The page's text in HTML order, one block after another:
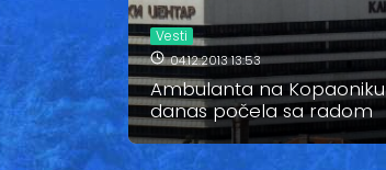
Vesti
04.12.2013 13:53
Ambulanta na Kopaoniku
danas počela sa radom